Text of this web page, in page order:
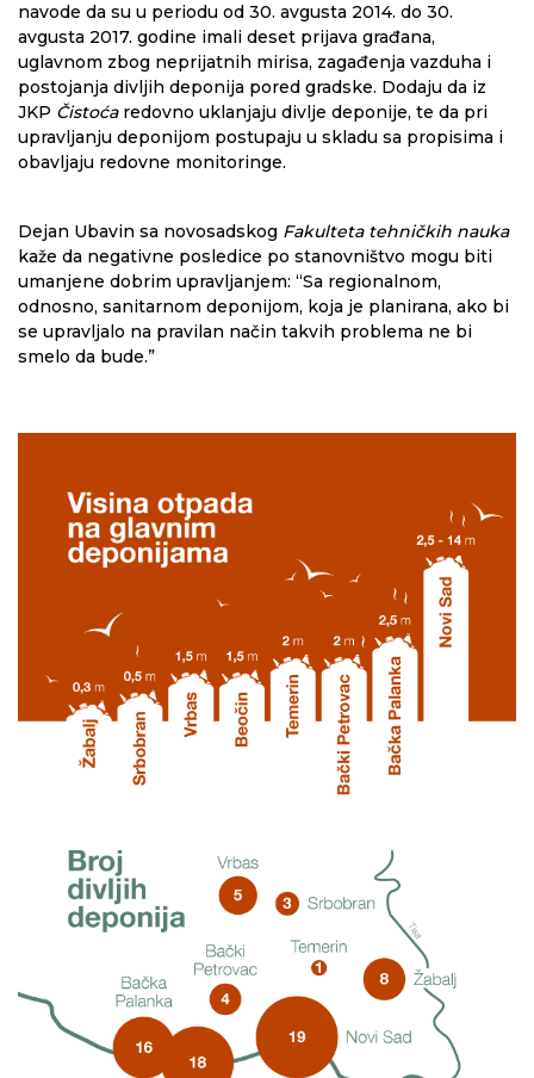
navode da su u periodu od 30. avgusta 2014. do 30.
avgusta 2017. godine imali deset prijava građana,
uglavnom zbog neprijatnih mirisa, zagađenja vazduha i
postojanja divljih deponija pored gradske. Dodaju da iz
JKP Čistoćaredovno uklanjaju divlje deponije, te da pri
upravljanju deponijom postupaju u skladu sa propisima i
obavljaju redovne monitoringe.
Dejan Ubavin sa novosadskog Fakulteta tehničkih nauka
kaže da negativne posledice po stanovništvo mogu biti
umanjene dobrim upravljanjem: “Sa regionalnom,
odnosno, sanitarnom deponijom, koja je planirana, ako bi
se upravljalo na pravilan način takvih problema ne bi
smelo da bude.”